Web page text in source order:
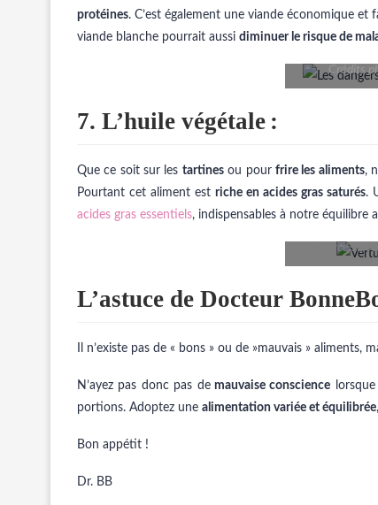
protéines. C’est également une viande économique et
viande blanche pourrait aussi diminuer le risque de
Crédits
7. L’huile végétale :
Que ce soit sur les tartinesou pour frire les aliments,
Pourtant cet aliment estriche en acides gras saturés.
acides gras essentiels, indispensables à notre
Source :
L’astuce de Docteur
Il n’existe pas de « bons » ou de »mauvais » aliments,
N’ayez pas donc pas demauvaise conscience
portions. Adoptez une alimentation variée et équilibrée
Bon appétit !
Dr. BB